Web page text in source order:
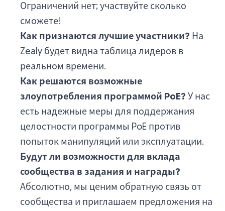
Ограничений нет; участвуйте сколько
сможете!
Как признаются лучшие участники? На
Zealy будет видна таблица лидеров в
реальном времени.
Как решаются возможные
злоупотребления программой PoE? У нас
есть надежные меры для поддержания
целостности программы PoE против
попыток манипуляций или эксплуатации.
Будут ли возможности для вклада
сообщества в задания и награды?
Абсолютно, мы ценим обратную связь от
сообщества и приглашаем предложения на